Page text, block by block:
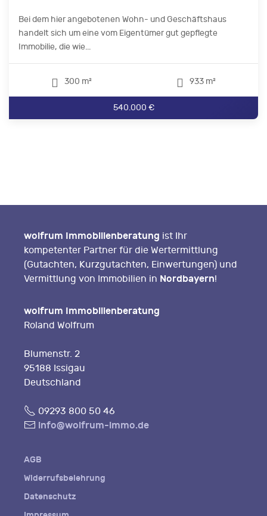
Bei dem hier angebotenen Wohn- und Geschäftshaus
handelt sich um eine vom Eigentümer gut gepflegte
Immobilie, die wie...
300 m² 933 m²
540.000 €
wolfrum Immobilienberatung ist Ihr
kompetenter Partner für die Wertermittlung
(Gutachten, Kurzgutachten, Einwertungen) und
Vermittlung von Immobilien in Nordbayern!
wolfrum Immobilienberatung
Roland Wolfrum
Blumenstr. 2
95188 Issigau
Deutschland
Fon09293 800 50 46
E- info@wolfrum-immo.de
AGB
Widerrufsbelehrung
Datenschutz